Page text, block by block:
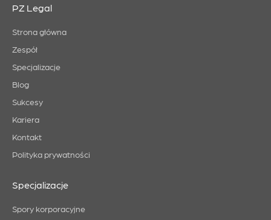
PZ Legal
Strona główna
Zespół
Specjalizacje
Blog
Sukcesy
Kariera
Kontakt
Polityka prywatności
Specjalizacje
Spory korporacyjne